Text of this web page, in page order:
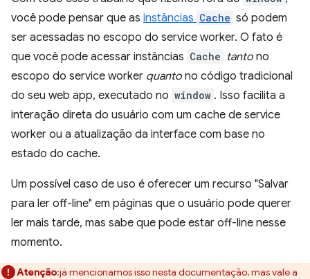
você pode pensar que as instâncias Cache só podem
ser acessadas no escopo do service worker. O fato é
que você pode acessar instâncias Cache tanto no
escopo do service worker quanto no código tradicional
do seu web app, executado no window . Isso facilita a
interação direta do usuário com um cache de service
worker ou a atualização da interface com base no
estado do cache.
Um possível caso de uso é oferecer um recurso "Salvar
para ler off-line" em páginas que o usuário pode querer
ler mais tarde, mas sabe que pode estar off-line nesse
momento.
Atenção:já mencionamos isso nesta documentação, mas vale a